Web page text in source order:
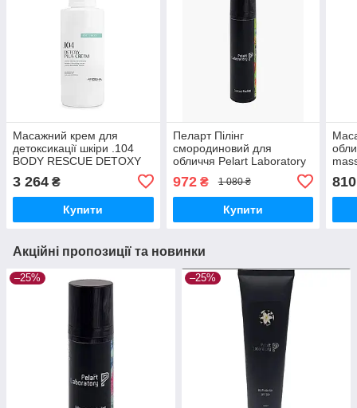
Масажний крем для
детоксикації шкіри .104
BODY RESCUE DETOXY
500 мл
3 264 ₴
Купити
Пеларт Пілінг
смородиновий для
обличчя Pelart Laboratory
Peeling, 100 мл
972₴ 1 080 ₴
Купити
810
Акційні пропозиції та новинки
–25% –25%